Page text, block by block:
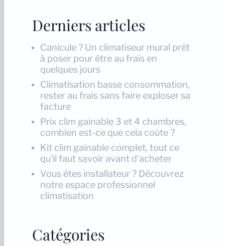
Derniers articles
Canicule ? Un climatiseur mural prêt
à poser pour être au frais en
quelques jours
Climatisation basse consommation,
rester au frais sans faire exploser sa
facture
Prix clim gainable 3 et 4 chambres,
combien est-ce que cela coûte ?
Kit clim gainable complet, tout ce
qu'il faut savoir avant d'acheter
Vous êtes installateur ? Découvrez
notre espace professionnel
climatisation
Catégories